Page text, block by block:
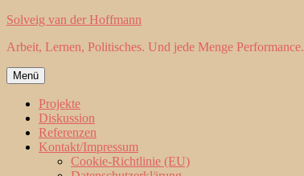
Zum
springen
Solveig van der Hoffmann
Arbeit, Lernen, Politisches. Und jede Menge Performance.
Menü
Projekte
Diskussion
Referenzen
Kontakt/Impressum
Cookie-Richtlinie (EU)